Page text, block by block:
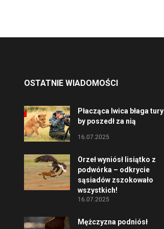
OSTATNIE WIADOMOŚCI
Płacząca lwica błaga
by poszedł za nią
16.07.2025
Orzeł wyniósł lisiątko z
podwórka – odkrycie
sąsiadów zszokowało
wszystkich!
16.07.2025
Mężczyzna podniósł